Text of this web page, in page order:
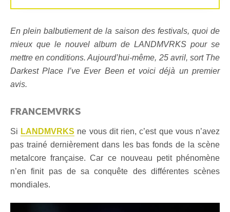
En plein balbutiement de la saison des festivals, quoi de
mieux que le nouvel album de LANDMVRKS pour se
mettre en conditions. Aujourd’hui-même, 25 avril, sort The
Darkest Place I’ve Ever Been et voici déjà un premier
avis.
FRANCEMVRKS
Si LANDMVRKS ne vous dit rien, c’est que vous n’avez
pas trainé dernièrement dans les bas fonds de la scène
metalcore française. Car ce nouveau petit phénomène
n’en finit pas de sa conquête des différentes scènes
mondiales.